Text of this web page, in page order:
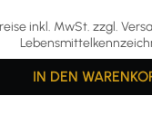
inkl. MwSt. zzgl.
IN DEN